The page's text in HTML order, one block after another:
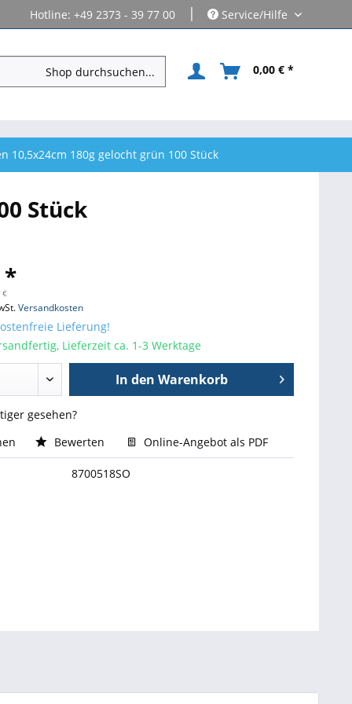
Hotline: +49 2373 - 39 77 00 | Service/Hilfe
0,00 € *
10,5x24cm 180g gelocht grün 100 Stück
Stück
*
€
Versandkosten
Lieferung!
Lieferzeit ca. 1-3 Werktage
In den Warenkorb
gesehen?
Bewerten Online-Angebot als PDF
8700518SO